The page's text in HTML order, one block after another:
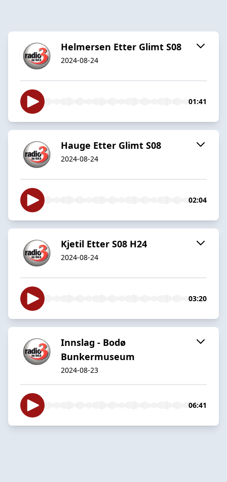
Helmersen Etter Glimt S08
2024-08-24
01:41
Hauge Etter Glimt S08
2024-08-24
02:04
Kjetil Etter S08 H24
2024-08-24
03:20
Innslag - Bodø
Bunkermuseum
2024-08-23
06:41